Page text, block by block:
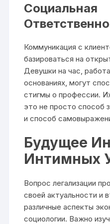
Социальная
Коммуникация с
базироваться на
Девушки на час,
основаниях, могут
стигмы о профессии.
это не просто способ
и способ
Будущее
Интимных
Вопрос легализации
своей актуальности и
различные аспекты
социологии. Важно